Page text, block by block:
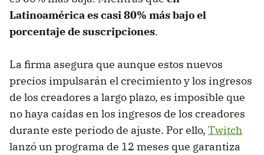
Latinoamérica es casi 80% más bajo el
porcentaje de suscripciones.
La firma asegura que aunque estos nuevos
precios impulsarán el crecimiento y los ingresos
de los creadores a largo plazo, es imposible que
no haya caídas en los ingresos de los creadores
durante este periodo de ajuste. Por ello, Twitch
lanzó un programa de 12 meses que garantiza